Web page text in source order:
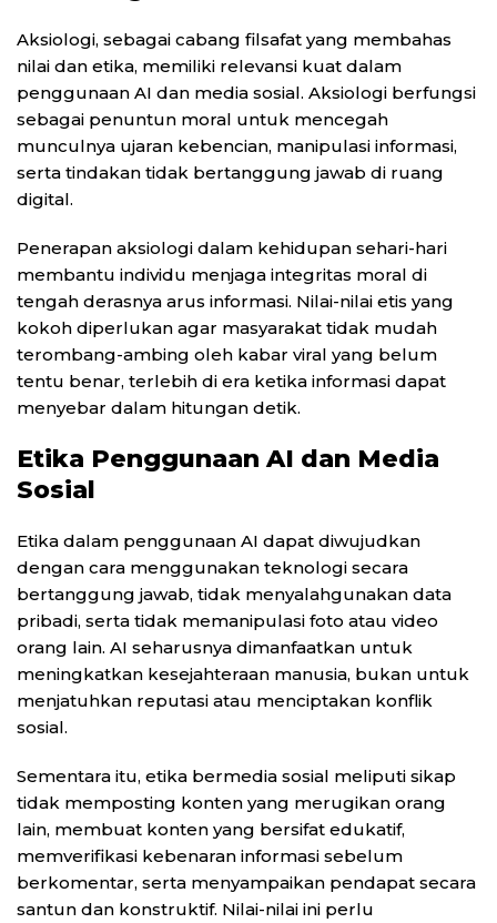
Aksiologi, sebagai cabang filsafat yang membahas
nilai dan etika, memiliki relevansi kuat dalam
penggunaan AI dan media sosial. Aksiologi berfungsi
sebagai penuntun moral untuk mencegah
munculnya ujaran kebencian, manipulasi informasi,
serta tindakan tidak bertanggung jawab di ruang
digital.
Penerapan aksiologi dalam kehidupan sehari-hari
membantu individu menjaga integritas moral di
tengah derasnya arus informasi. Nilai-nilai etis yang
kokoh diperlukan agar masyarakat tidak mudah
terombang-ambing oleh kabar viral yang belum
tentu benar, terlebih di era ketika informasi dapat
menyebar dalam hitungan detik.
Etika Penggunaan AI dan Media
Sosial
Etika dalam penggunaan AI dapat diwujudkan
dengan cara menggunakan teknologi secara
bertanggung jawab, tidak menyalahgunakan data
pribadi, serta tidak memanipulasi foto atau video
orang lain. AI seharusnya dimanfaatkan untuk
meningkatkan kesejahteraan manusia, bukan untuk
menjatuhkan reputasi atau menciptakan konflik
sosial.
Sementara itu, etika bermedia sosial meliputi sikap
tidak memposting konten yang merugikan orang
lain, membuat konten yang bersifat edukatif,
memverifikasi kebenaran informasi sebelum
berkomentar, serta menyampaikan pendapat secara
santun dan konstruktif. Nilai-nilai ini perlu